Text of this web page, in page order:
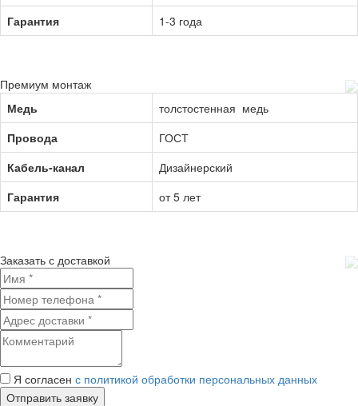
Гарантия
1-3 года
Премиум монтаж
Медь
толстостенная медь
Провода
ГОСТ
Кабель-канал
Дизайнерский
Гарантия
от 5 лет
Заказать с доставкой
Я согласен с политикой обработки персональных данных